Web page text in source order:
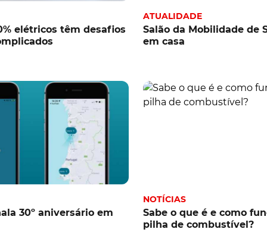
elétricos têm desafios
ATUALIDADE
Salão da Mobilidade de
em casa
30º aniversário em
NOTÍCIAS
Sabe o que é e como
pilha de combustível?